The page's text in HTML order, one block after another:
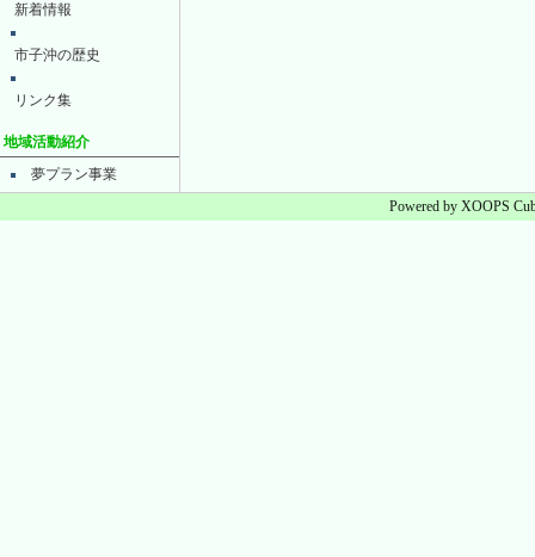
新着情報
市子沖の歴史
リンク集
地域活動紹介
夢プラン事業
Powered by XOOPS